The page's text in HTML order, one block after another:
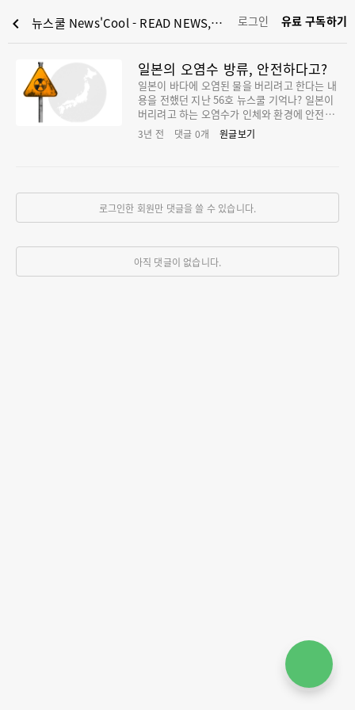
chevron_left 뉴스쿨 News'Cool - READ NEWS, LEAD YOUTH : 일본의 오염수 방류, 안전하다고? 로그인 유료 구독하기
일본의 오염수 방류, 안전하다고?
일본이 바다에 오염된 물을 버리려고 한다는 내
용을 전했던 지난 56호 뉴스쿨 기억나? 일본이
버리려고 하는 오염수가 인체와 환경에 안전하
다는 보고서가 나왔어. 정말일까? 쿨리가 살펴
볼게!
3년 전 댓글 0개 원글보기
로그인한 회원만 댓글을 쓸 수 있습니다.
아직 댓글이 없습니다.